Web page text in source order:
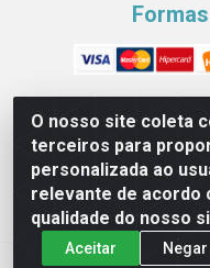
O nosso site coleta
terceiros para
personalizada ao
relevante de acordo
qualidade do nosso
Aceitar
Novesete
Terminal Intermodal da
CNPJ